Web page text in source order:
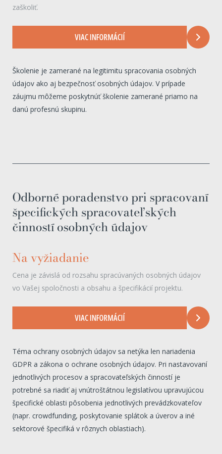
zaškoliť.
VIAC INFORMÁCIÍ
Školenie je zamerané na legitimitu spracovania osobných
údajov ako aj bezpečnosť osobných údajov. V prípade
záujmu môžeme poskytnúť školenie zamerané priamo na
danú profesnú skupinu.
Odborné poradenstvo pri spracovaní
špecifických spracovateľských
činností osobných údajov
Na vyžiadanie
Cena je závislá od rozsahu spracúvaných osobných údajov
vo Vašej spoločnosti a obsahu a špecifikácií projektu.
VIAC INFORMÁCIÍ
Téma ochrany osobných údajov sa netýka len nariadenia
GDPR a zákona o ochrane osobných údajov. Pri nastavovaní
jednotlivých procesov a spracovateľských činností je
potrebné sa riadiť aj vnútroštátnou legislatívou upravujúcou
špecifické oblasti pôsobenia jednotlivých prevádzkovateľov
(napr. crowdfunding, poskytovanie splátok a úverov a iné
sektorové špecifiká v rôznych oblastiach).